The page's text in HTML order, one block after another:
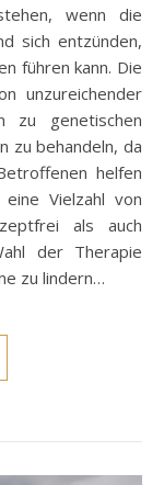
wenn die
sich entzünden,
führen kann. Die
unzureichender
zu genetischen
zu behandeln, da
helfen
Vielzahl von
als auch
der Therapie
zu lindern…